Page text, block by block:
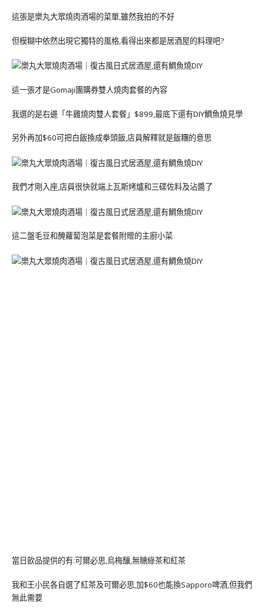
這張是樂丸大眾燒肉酒場的菜單,雖然我拍的不好
但模糊中依然出現它獨特的風格,看得出來都是居酒屋的料理吧?
這一張才是Gomaji團購券雙人燒肉套餐的內容
我選的是右邊「牛雞燒肉雙人套餐」$899,最底下還有DIY鯛魚燒見學
另外再加$60可把白飯換成拳頭飯,店員解釋就是飯糰的意思
我們才剛入座,店員很快就端上瓦斯烤爐和三碟佐料及沾醬了
這二盤毛豆和醃蘿蔔泡菜是套餐附贈的主廚小菜
當日飲品提供的有:可爾必思,烏梅釀,無糖綠茶和紅茶
我和王小民各自選了紅茶及可爾必思,加$60也能換Sapporo啤酒,但我們
無此需要